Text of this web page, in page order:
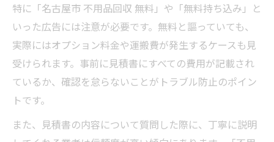
特に「名古屋市 不用品回収 無料」や「無料持ち込み」と
いった広告には注意が必要です。無料と謳っていても、
実際にはオプション料金や運搬費が発生するケースも見
受けられます。事前に見積書にすべての費用が記載され
ているか、確認を怠らないことがトラブル防止のポイン
トです。
また、見積書の内容について質問した際に、丁寧に説明